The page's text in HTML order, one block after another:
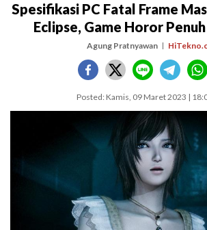
Spesifikasi PC Fatal Frame
Eclipse, Game Horor
Agung Pratnyawan
Posted: Kamis, 09 Maret 2023 |